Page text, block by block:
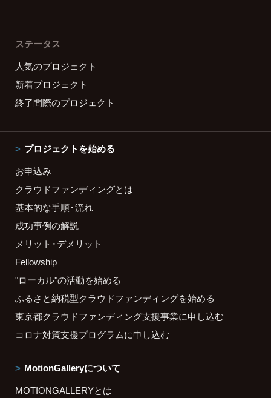
ステータス
人気のプロジェクト
新着プロジェクト
終了間際のプロジェクト
プロジェクトを始める
お申込み
クラウドファンディングとは
基本的な手順・流れ
成功事例の解説
メリット・デメリット
Fellowship
"ローカル"の活動を始める
ふるさと納税型クラウドファンディングを始める
東京都クラウドファンディング支援事業に申し込む
コロナ対策支援プログラムに申し込む
MotionGalleryについて
MOTIONGALLERYとは